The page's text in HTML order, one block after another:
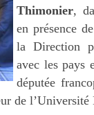
Thimonier,
en présence
la Direction
avec les pays
députée
de l’Université